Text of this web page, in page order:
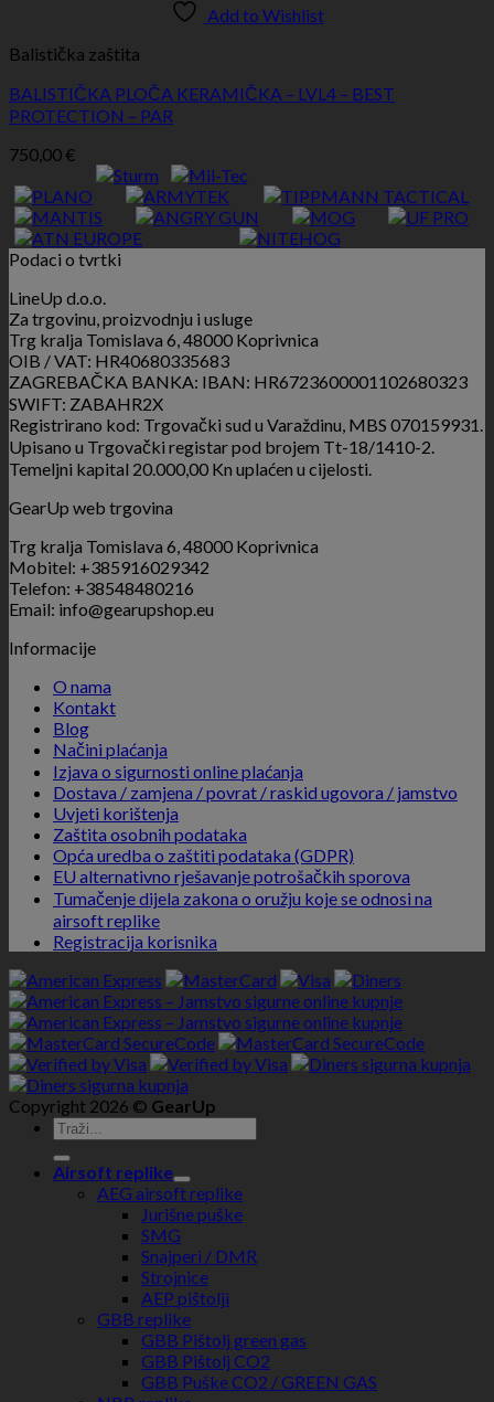
Add to Wishlist
Balistička zaštita
BALISTIČKA PLOČA KERAMIČKA – LVL4 – BEST
PROTECTION – PAR
750,00 €
Podaci o tvrtki
LineUp d.o.o.
Za trgovinu, proizvodnju i usluge
Trg kralja Tomislava 6, 48000 Koprivnica
OIB / VAT: HR40680335683
ZAGREBAČKA BANKA: IBAN: HR6723600001102680323
SWIFT: ZABAHR2X
Registrirano kod: Trgovački sud u Varaždinu, MBS 070159931.
Upisano u Trgovački registar pod brojem Tt-18/1410-2.
Temeljni kapital 20.000,00 Kn uplaćen u cijelosti.
GearUp web trgovina
Trg kralja Tomislava 6, 48000 Koprivnica
Mobitel: +385916029342
Telefon: +38548480216
Email: info@gearupshop.eu
Informacije
O nama
Kontakt
Blog
Načini plaćanja
Izjava o sigurnosti online plaćanja
Dostava / zamjena / povrat / raskid ugovora / jamstvo
Uvjeti korištenja
Zaštita osobnih podataka
Opća uredba o zaštiti podataka (GDPR)
EU alternativno rješavanje potrošačkih sporova
Tumačenje dijela zakona o oružju koje se odnosi na
airsoft replike
Registracija korisnika
Copyright 2026 © GearUp
Airsoft replike
AEG airsoft replike
Jurišne puške
SMG
Snajperi / DMR
Strojnice
AEP pištolji
GBB replike
GBB Pištolj green gas
GBB Pištolj CO2
GBB Puške CO2 / GREEN GAS